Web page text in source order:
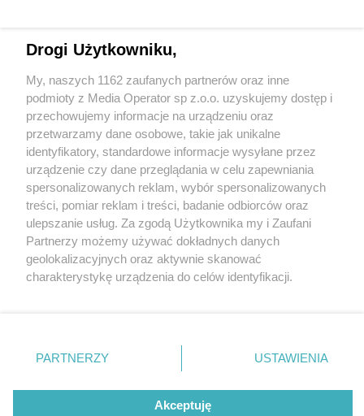
3 / 0
Wydawca mediów lokalnych
Nie zapomnij
zapoznać się z:
polityką prywatności
Twojemiasto
Piekary Śląskie
Chorzów
Tarnowskie Góry
Gliwice
Skontakuj sięz nami
Kontakt
Redakcja
Newsletter
Drogi Użytkowniku,
My, naszych 1162 zaufanych partnerów oraz inne
podmioty z Media Operator sp z.o.o. uzyskujemy dostęp i
przechowujemy informacje na urządzeniu oraz
przetwarzamy dane osobowe, takie jak unikalne
identyfikatory, standardowe informacje wysyłane przez
urządzenie czy dane przeglądania w celu zapewniania
spersonalizowanych reklam, wybór spersonalizowanych
treści, pomiar reklam i treści, badanie odbiorców oraz
ulepszanie usług. Za zgodą Użytkownika my i Zaufani
Partnerzy możemy używać dokładnych danych
geolokalizacyjnych oraz aktywnie skanować
charakterystykę urządzenia do celów identyfikacji.
zmienić/wycofać klikając przycisk ustawień prywatności
znajdujący się w lewym dolnym rogu strony
rodzaje przetwarzania danych nie wymagają zgody
użytkownika, ale masz prawo sprzeciwić się takiemu
PARTNERZY USTAWIENIA
Akceptuję